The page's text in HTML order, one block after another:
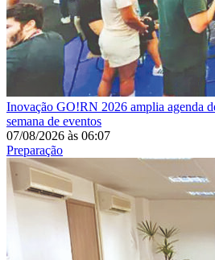
Inovação GO!RN 2026 amplia agenda
semana de eventos
07/08/2026 às 06:07
Preparação